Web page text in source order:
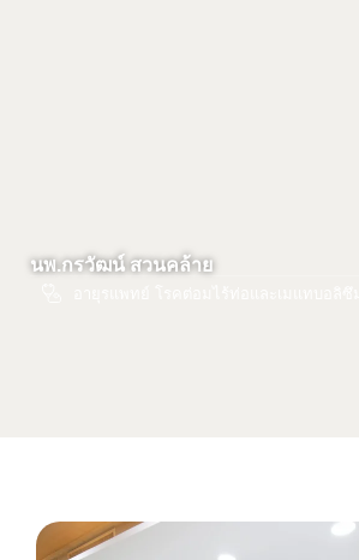
นพ.กรวัฒน์ สวนคล้าย